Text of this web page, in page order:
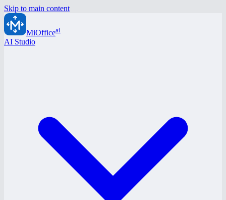
Skip to main content
MiOfficeai
AI Studio